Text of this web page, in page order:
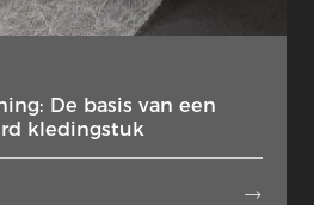
De basis van een
kledingstuk
